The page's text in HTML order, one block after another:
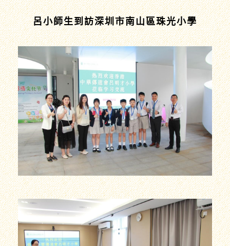
呂小師生到訪深圳市南山區珠光小學